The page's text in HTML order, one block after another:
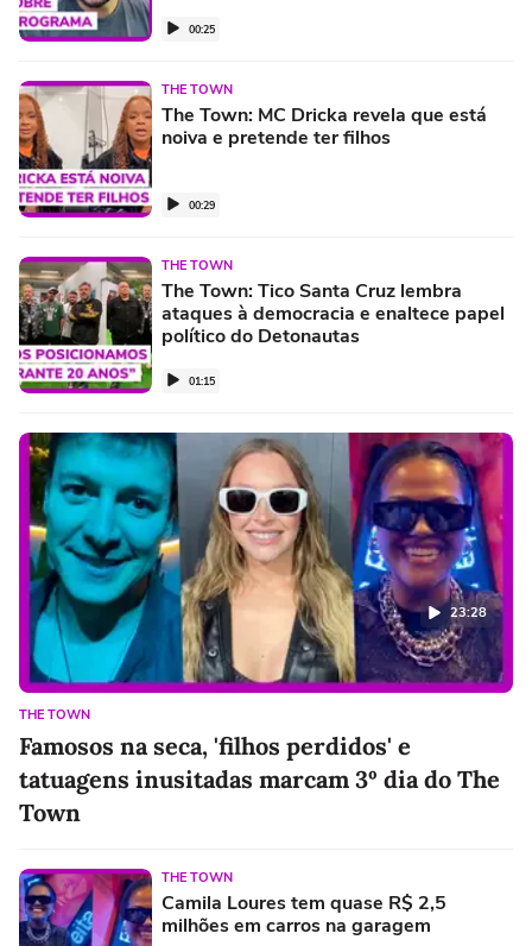
00:25
THE TOWN
The Town: MC Dricka revela que está
noiva e pretende ter filhos
00:29
THE TOWN
The Town: Tico Santa Cruz lembra
ataques à democracia e enaltece papel
político do Detonautas
01:15
THE TOWN
Famosos na seca, 'filhos perdidos' e
tatuagens inusitadas marcam 3º dia do The
Town
23:28
THE TOWN
Camila Loures tem quase R$ 2,5
milhões em carros na garagem